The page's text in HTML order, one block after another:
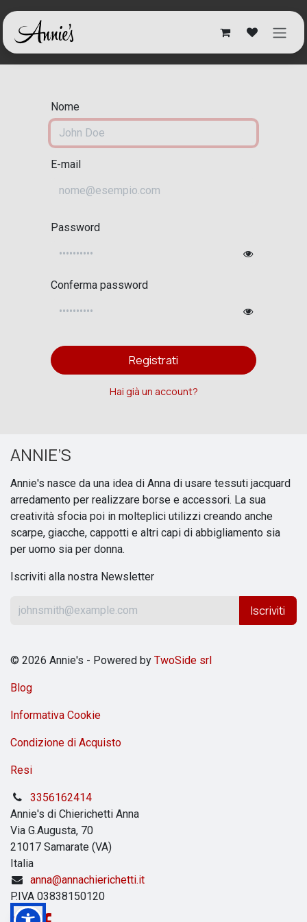
Passa al contenuto
Nome
E-mail
Password
Conferma password
Registrati
Hai già un account?
ANNIE’S
Annie's nasce da una idea di Anna di usare tessuti jacquard
arredamento per realizzare borse e accessori. La sua
creatività sfocia poi in molteplici utilizzi creando anche
scarpe, giacche, cappotti e altri capi di abbigliamento sia
per uomo sia per donna.
Iscriviti alla nostra Newsletter
Iscriviti
© 2026 Annie's - Powered by TwoSide srl
Blog
Informativa Cookie
Condizione di Acquisto
Resi
3356162414
Annie's di Chierichetti Anna
Via G.Augusta, 70
21017 Samarate (VA)
Italia
anna@annachierichetti.it
P.IVA 03838150120